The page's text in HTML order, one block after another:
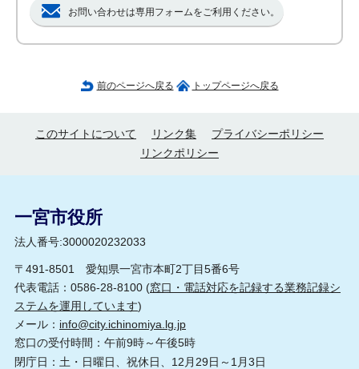
お問い合わせは専用フォームをご利用ください。
前のページへ戻る トップページへ戻る
このサイトについて リンク集
プライバシーポリシー
リンクポリシー
一宮市役所
法人番号:3000020232033
〒491-8501 愛知県一宮市本町2丁目5番6号
代表電話：0586-28-8100 (窓口・電話対応を記録する業務記録シ
ステムを運用しています)
メール： info@city.ichinomiya.lg.jp
窓口の受付時間：午前9時～午後5時
閉庁日：土・日曜日、祝休日、12月29日～1月3日